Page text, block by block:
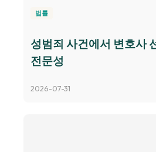
법률
성범죄 사건에서 변호사
전문성
2026-07-31